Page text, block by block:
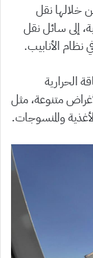
خلالها نقل
إلى سائل نقل
الأنابيب.
الحرارية
متنوعة، مثل
والمنسوجات.